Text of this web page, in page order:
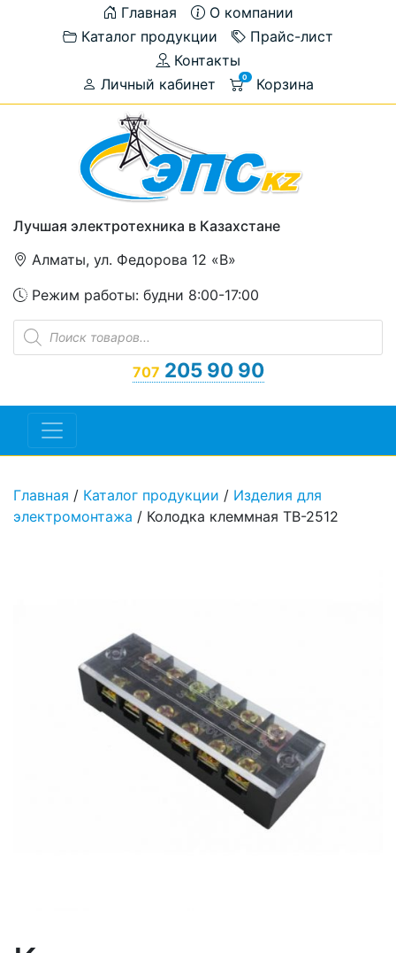
Главная
О компании
Каталог продукции
Прайс-лист
Контакты
Личный кабинет
0 Корзина
Лучшая электротехника в Казахстане
Алматы, ул. Федорова 12 «В»
Режим работы: будни 8:00-17:00
Поиск
товаров
707 205 90 90
Главная / Каталог продукции / Изделия для
электромонтажа / Колодка клеммная ТВ-2512